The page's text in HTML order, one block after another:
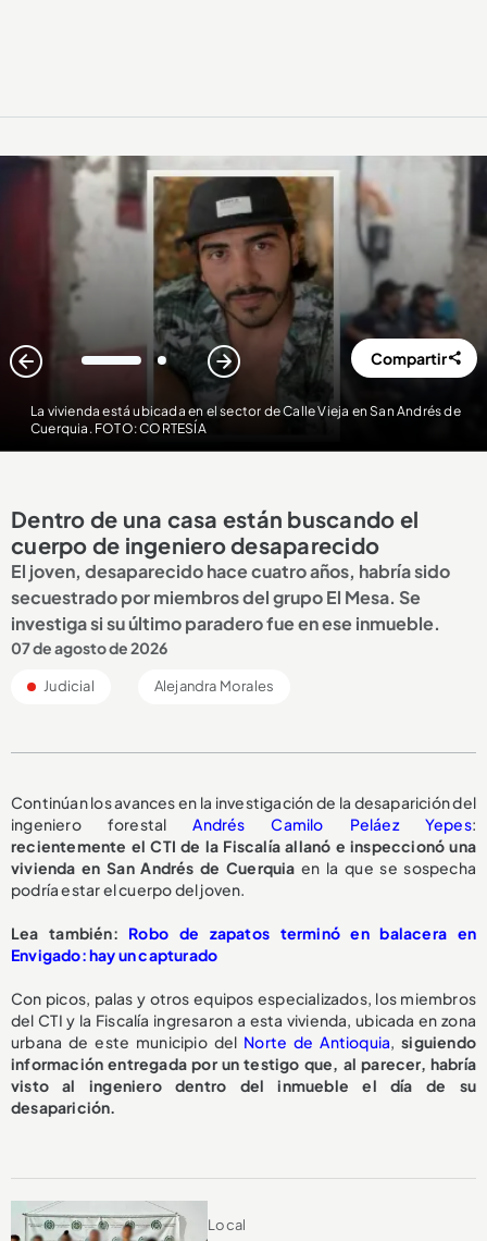
La vivienda está ubicada en el sector de Calle Vieja en San Andrés de
Cuerquia. FOTO: CORTESÍA
1 2 Compartir
Dentro de una casa están buscando el
cuerpo de ingeniero desaparecido
El joven, desaparecido hace cuatro años, habría sido
secuestrado por miembros del grupo El Mesa. Se
investiga si su último paradero fue en ese inmueble.
07 de agosto de 2026
Judicial Alejandra Morales
Continúan los avances en la investigación de la desaparición del
ingeniero forestalAndrés Camilo Peláez Yepes:
recientemente el CTI de la Fiscalía allanó e inspeccionó una
vivienda en San Andrés de Cuerquia en la que se sospecha
podría estar el cuerpo del joven.
Lea también: Robo de zapatos terminó en balacera en
Envigado: hay un capturado
Con picos, palas y otros equipos especializados, los miembros
del CTI y la Fiscalía ingresaron a esta vivienda, ubicada en zona
urbana de este municipio del Norte de Antioquia, siguiendo
información entregada por un testigo que, al parecer, habría
visto al ingeniero dentro del inmueble el día de su
desaparición.
Local